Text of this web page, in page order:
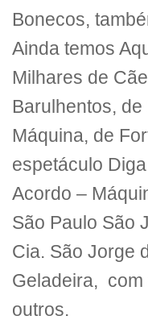
Bonecos,
Ainda temos
Milhares de
Barulhentos, de
Máquina, de
espetáculo
Acordo –
São Paulo São
Cia. São Jorge
Geladeira, com
outros.